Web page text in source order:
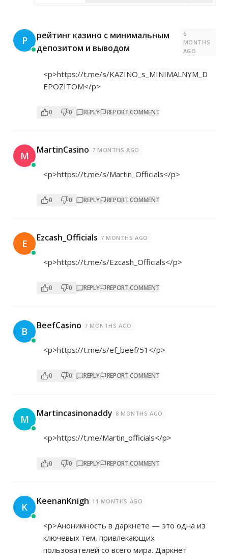
Р
рейтинг казино с минимальным
депозитом и выводом
6
MONTHS
AGO
<p>https://t.me/s/KAZINO_s_MINIMALNYM_D
EPOZITOM</p>
0 0 REPLY REPORT COMMENT
M MartinCasino 7 MONTHS AGO
<p>https://t.me/s/Martin_Officials</p>
0 0 REPLY REPORT COMMENT
E Ezcash_Officials 7 MONTHS AGO
<p>https://t.me/s/Ezcash_Officials</p>
0 0 REPLY REPORT COMMENT
B BeefCasino 7 MONTHS AGO
<p>https://t.me/s/ef_beef/51</p>
0 0 REPLY REPORT COMMENT
M Martincasinonaddy 8 MONTHS AGO
<p>https://t.me/Martin_officials</p>
0 0 REPLY REPORT COMMENT
K KeenanKnigh 11 MONTHS AGO
<p>Анонимность в даркнете — это одна из
ключевых тем, привлекающих
пользователей со всего мира. Даркнет